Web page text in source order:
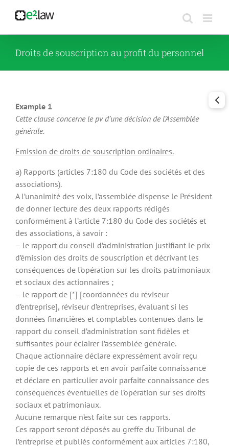
contenu
Droits de souscription au profit du personnel
Example 1
Cette clause concerne le pv d’une décision de l’Assemblée
générale.
Emission de droits de souscription ordinaires.
a) Rapports (articles 7:180 du Code des sociétés et des
associations).
A l’unanimité des voix, l’assemblée dispense le Président
de donner lecture des deux rapports rédigés
conformément à l’article 7:180 du Code des sociétés et
des associations, à savoir :
– le rapport du conseil d’administration justifiant le prix
d’émission des droits de souscription et décrivant les
conséquences de l’opération sur les droits patrimoniaux
et sociaux des actionnaires ;
– le rapport de [*] [coordonnées du réviseur
d’entreprise], réviseur d’entreprises, évaluant si les
données financières et comptables contenues dans le
rapport du conseil d’administration sont fidèles et
suffisantes pour éclairer l’assemblée générale.
Chaque actionnaire déclare expressément avoir reçu
copie de ces rapports et en avoir parfaite connaissance
et déclare en particulier avoir parfaite connaissance des
conséquences éventuelles de l’opération sur ses droits
sociaux et patrimoniaux.
Aucune remarque n’est faite sur ces rapports.
Ces rapport seront déposés au greffe du Tribunal de
l’entreprise et publiés conformément aux articles 7:180,